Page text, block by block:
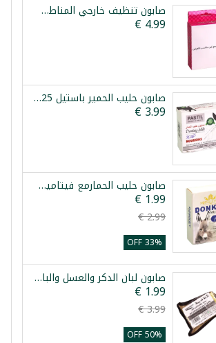
صابون تنظيف خارجي المناطق الحساسة 75غ
صابون حليب الحمير باستيل 125غ
صابون حليب الحمارمع فيتامين ميسلتو 100غ
33% OFF
صابون لبان الدكر والعسل والبابونج دقة قديمة 80غ
50% OFF